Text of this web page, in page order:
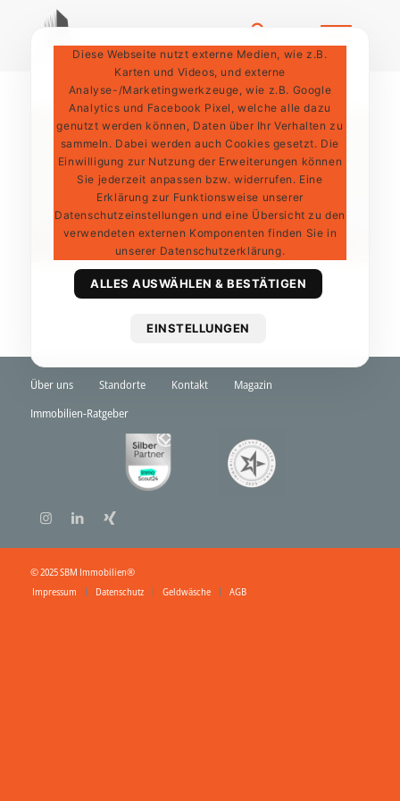
2 Zimmer, Glockenbachviertel
Über uns Standorte Kontakt
Magazin
Immobilien-Ratgeber
© 2025 SBM Immobilien®
Impressum
Datenschutz Geldwäsche AGB
Diese Webseite nutzt externe Medien, wie z.B.
Karten und Videos, und externe
Analyse-/Marketingwerkzeuge, wie z.B. Google
Analytics und Facebook Pixel, welche alle dazu
genutzt werden können, Daten über Ihr Verhalten zu
sammeln. Dabei werden auch Cookies gesetzt. Die
Einwilligung zur Nutzung der Erweiterungen können
Sie jederzeit anpassen bzw. widerrufen. Eine
Erklärung zur Funktionsweise unserer
Datenschutzeinstellungen und eine Übersicht zu den
verwendeten externen Komponenten finden Sie in
unserer Datenschutzerklärung.
ALLES AUSWÄHLEN & BESTÄTIGEN
EINSTELLUNGEN